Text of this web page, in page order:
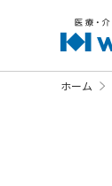
ホーム